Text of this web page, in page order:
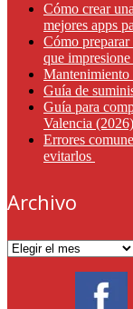
Cómo crear
mejores apps
Cómo preparar
que
Mantenimiento
Guía de
Guía para
Valencia (2026)
Errores
evitarlos
Archivo
Archivo